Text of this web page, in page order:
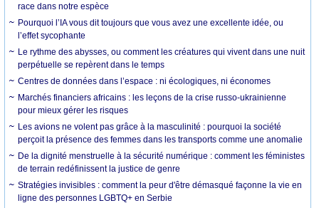
race dans notre espèce
Pourquoi l’IA vous dit toujours que vous avez une excellente idée, ou
l’effet sycophante
Le rythme des abysses, ou comment les créatures qui vivent dans une nuit
perpétuelle se repèrent dans le temps
Centres de données dans l’espace : ni écologiques, ni économes
Marchés financiers africains : les leçons de la crise russo-ukrainienne
pour mieux gérer les risques
Les avions ne volent pas grâce à la masculinité : pourquoi la société
perçoit la présence des femmes dans les transports comme une anomalie
De la dignité menstruelle à la sécurité numérique : comment les féministes
de terrain redéfinissent la justice de genre
Stratégies invisibles : comment la peur d'être démasqué façonne la vie en
ligne des personnes LGBTQ+ en Serbie